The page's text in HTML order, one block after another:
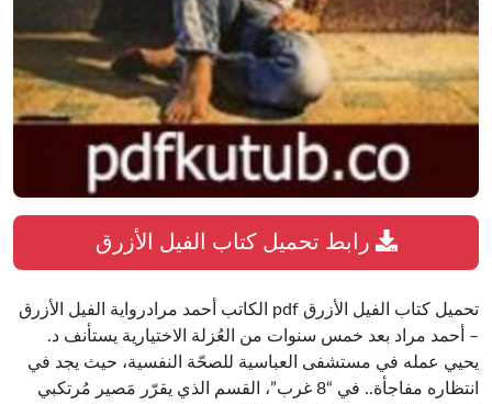
تحميل كتاب الفيل الأزرق pdf الكاتب أحمد مرادرواية الفيل الأزرق
– أحمد مراد بعد خمس سنوات من العُزلة الاختيارية يستأنف د.
يحيي عمله في مستشفى العباسية للصحّة النفسية، حيث يجد في
انتظاره مفاجأة.. في “8 غرب”، القسم الذي يقرّر مَصير مُرتكبي